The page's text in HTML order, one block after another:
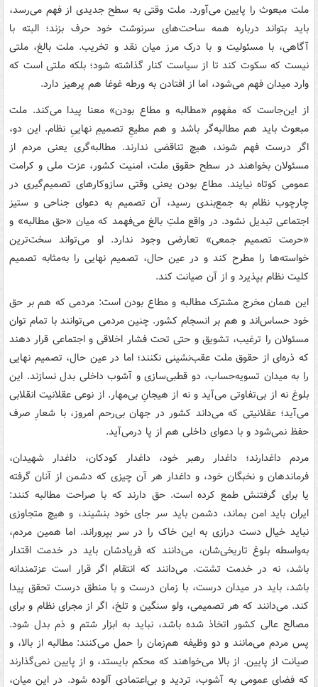
ملت مبعوث را پایین می‌آورد. ملت وقتی به سطح جدیدی از فهم می‌رسد،
باید بتواند درباره همه ساحت‌های سرنوشت خود حرف بزند؛ البته با
آگاهی، با مسئولیت و با درک مرز میان نقد و تخریب. ملت بالغ، ملتی
نیست که سکوت کند تا از سیاست کنار گذاشته شود؛ بلکه ملتی است که
وارد میدان فهم می‌شود، اما از افتادن به ورطه غوغا هم پرهیز دارد.
از این‌جاست که مفهوم «مطالبه و مطاع بودن» معنا پیدا می‌کند. ملت
مبعوث باید هم مطالبه‌گر باشد و هم مطیعِ تصمیمِ نهاییِ نظام. این دو،
اگر درست فهم شوند، هیچ تناقضی ندارند. مطالبه‌گری یعنی مردم از
مسئولان بخواهند در سطح حقوق ملت، امنیت کشور، عزت ملی و کرامت
عمومی کوتاه نیایند. مطاع بودن یعنی وقتی سازوکارهای تصمیم‌گیری در
چارچوب نظام به جمع‌بندی رسید، آن تصمیم به دعوای جناحی و ستیز
اجتماعی تبدیل نشود. در واقع ملتِ بالغ می‌فهمد که میان «حق مطالبه» و
«حرمت تصمیم جمعی» تعارضی وجود ندارد. او می‌تواند سخت‌ترین
خواسته‌ها را مطرح کند و در عین حال، تصمیم نهایی را به‌مثابه تصمیم
کلیت نظام بپذیرد و از آن صیانت کند.
این همان مخرج مشترک مطالبه و مطاع بودن است: مردمی که هم بر حق
خود حساس‌اند و هم بر انسجام کشور. چنین مردمی می‌توانند با تمام توان
مسئولان را ترغیب، تشویق و حتی تحت فشار اخلاقی و اجتماعی قرار دهند
که ذره‌ای از حقوق ملت عقب‌نشینی نکنند؛ اما در عین حال، تصمیم نهایی
را به میدان تسویه‌حساب، دو قطبی‌سازی و آشوب داخلی بدل نسازند. این
بلوغ نه از بی‌تفاوتی می‌آید و نه از هیجانِ بی‌مهار. از نوعی عقلانیت انقلابی
می‌آید؛ عقلانیتی که می‌داند کشور در جهان بی‌رحم امروز، با شعارِ صرف
حفظ نمی‌شود و با دعوای داخلی هم از پا درمی‌آید.
مردم داغدارند؛ داغدار رهبر خود، داغدار کودکان، داغدار شهیدان،
فرماندهان و نخبگان خود، و داغدار هر آن چیزی که دشمن از آنان گرفته
یا برای گرفتنش طمع کرده است. حق دارند که با صراحت مطالبه کنند:
ایران باید امن بماند، دشمن باید سر جای خود بنشیند، و هیچ متجاوزی
نباید خیال دست درازی به این خاک را در سر بپروراند. اما همین مردم،
به‌واسطه بلوغ تاریخی‌شان، می‌دانند که فریادشان باید در خدمت اقتدار
باشد، نه در خدمت تشتت. می‌دانند که انتقام اگر قرار است عزتمندانه
باشد، باید در میدان درست، با زمان درست و با منطق درست تحقق پیدا
کند. می‌دانند که هر تصمیمی، ولو سنگین و تلخ، اگر از مجرای نظام و برای
مصالح عالی کشور اتخاذ شده باشد، نباید به ابزار شتم و ذم بدل شود.
پس مردم می‌مانند و دو وظیفه هم‌زمان را حمل می‌کنند: مطالبه از بالا، و
صیانت از پایین. از بالا می‌خواهند که محکم بایستد، و از پایین نمی‌گذارند
که فضای عمومی به آشوب، تردید و بی‌اعتمادی آلوده شود. در این میان،